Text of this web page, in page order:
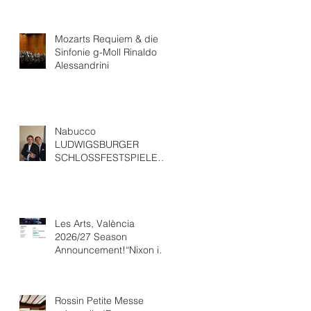
Mozarts Requiem & die
Sinfonie g-Moll Rinaldo
Alessandrini
Nabucco
LUDWIGSBURGER
SCHLOSSFESTSPIELEWit
Les Arts, València
2026/27 Season
Announcement!“Nixon in
Rossin Petite Messe